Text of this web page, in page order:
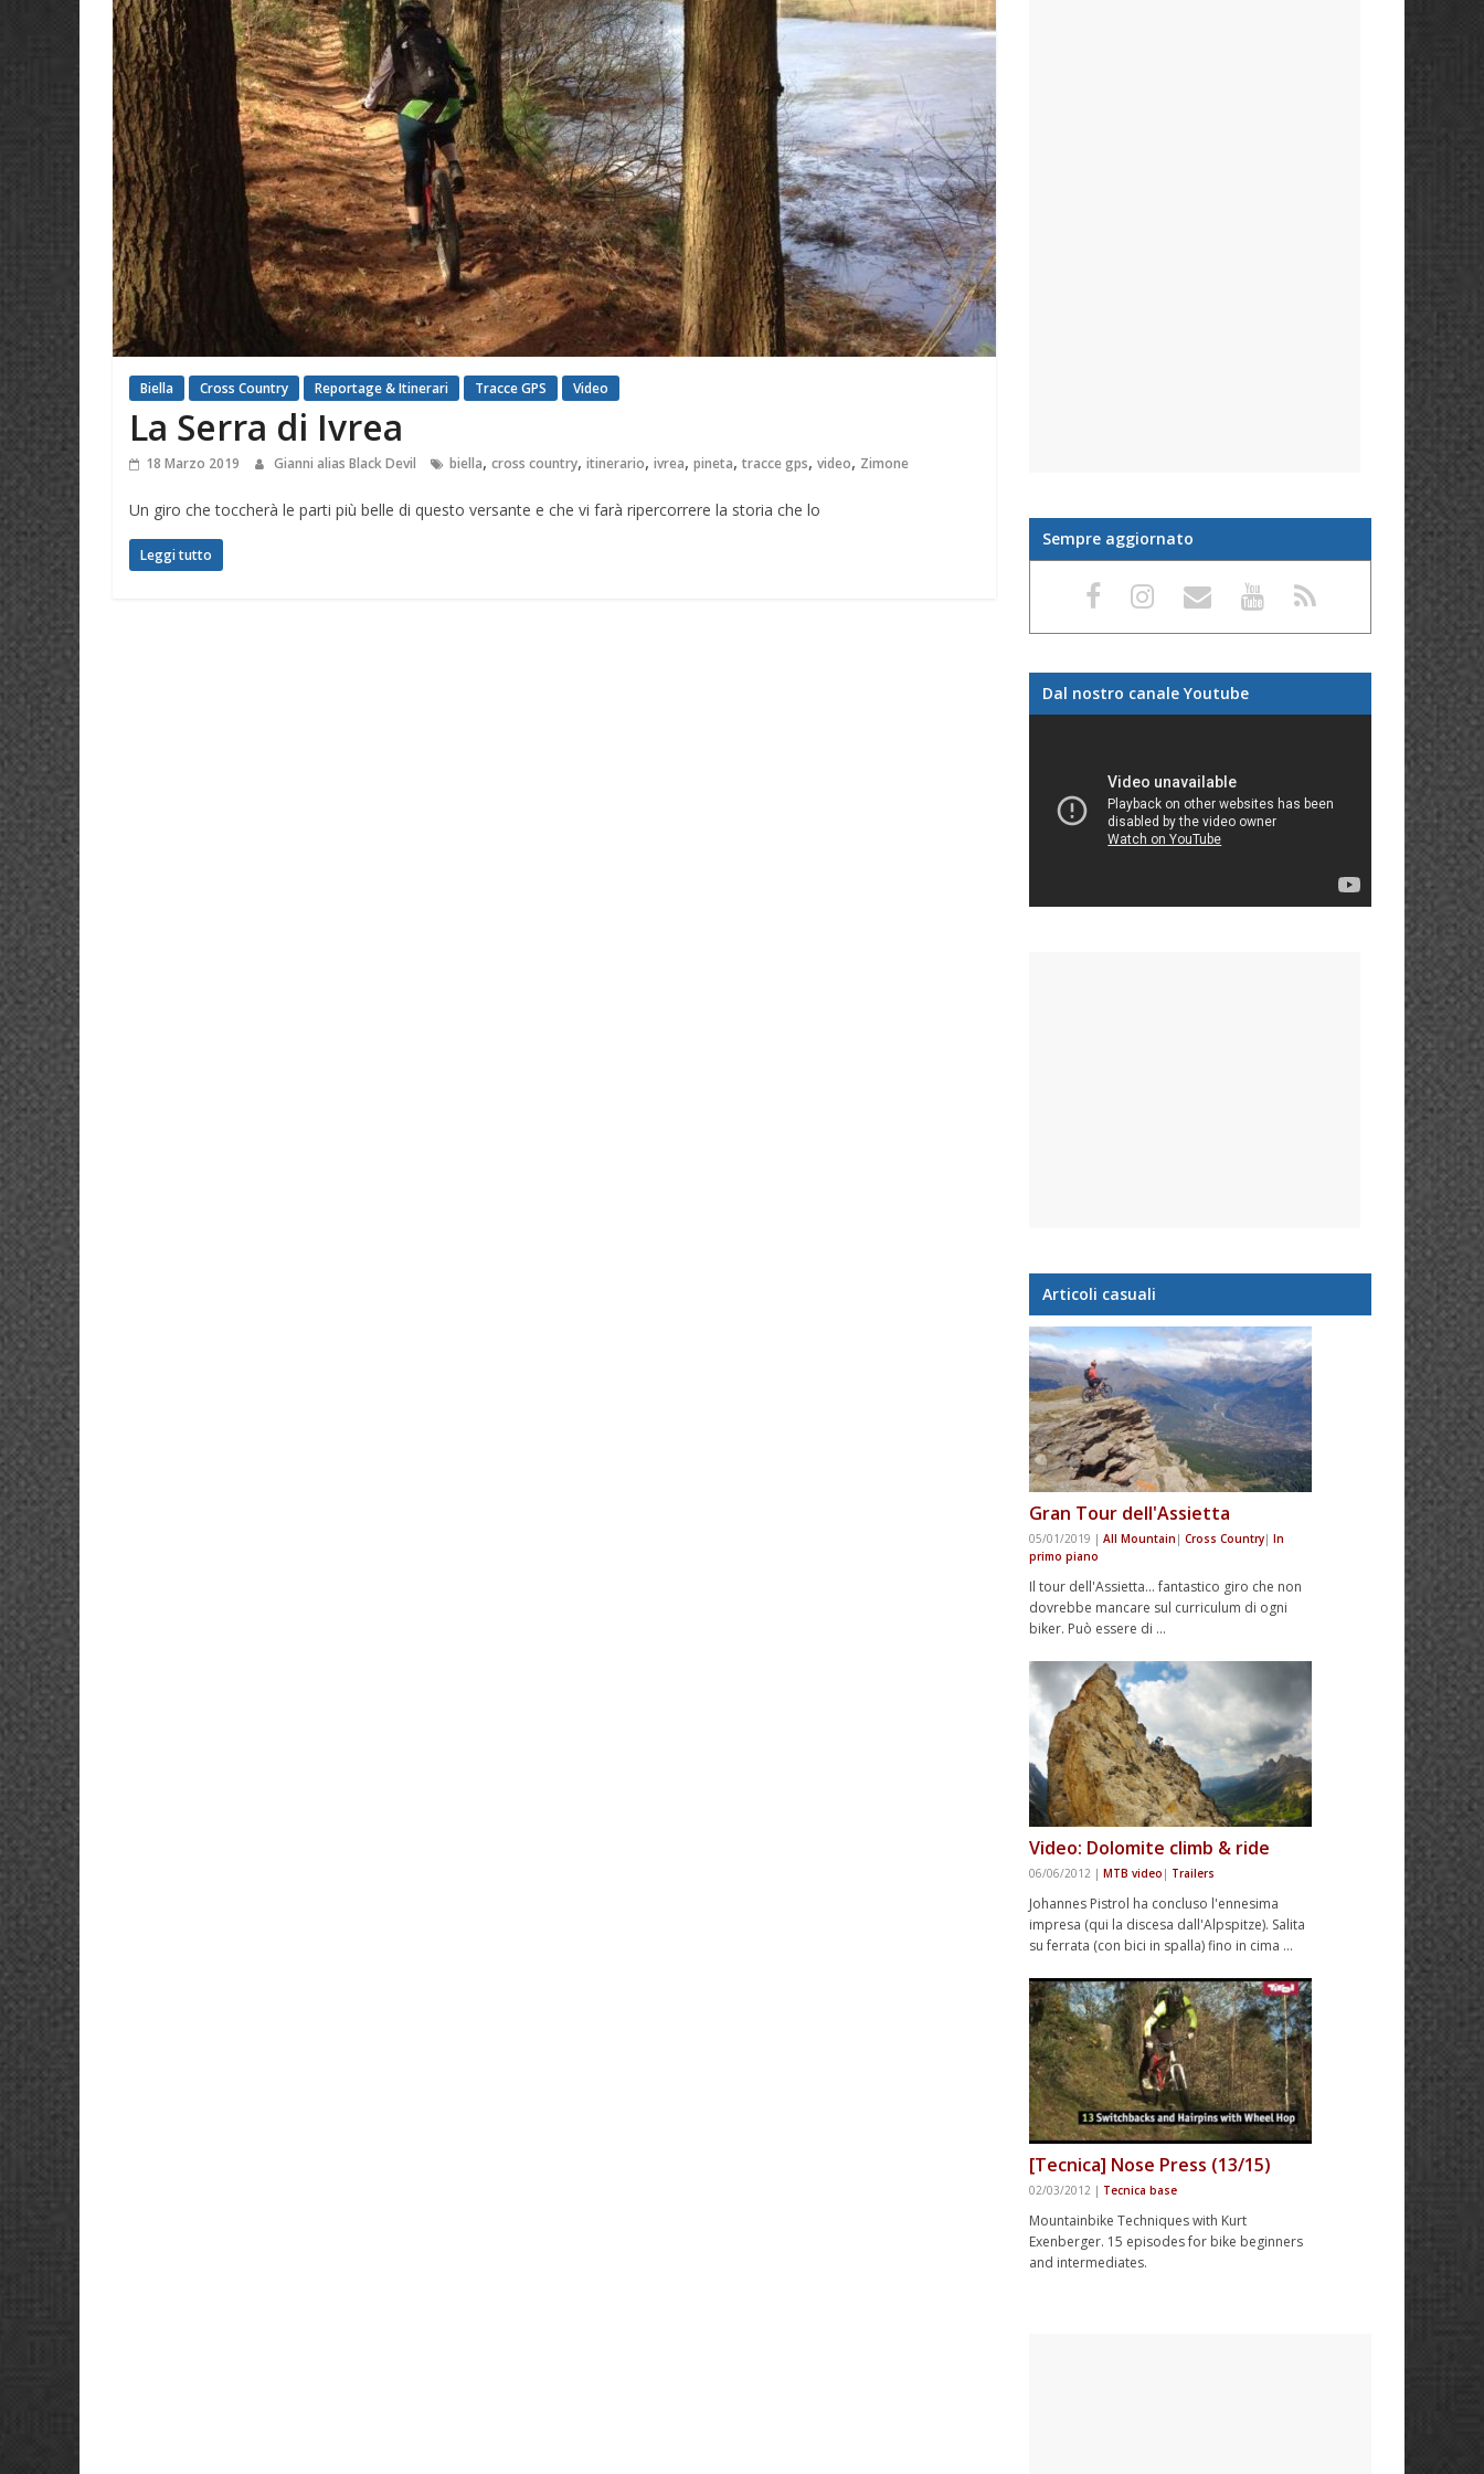
Biella Cross Country Reportage & Itinerari Tracce GPS Video
La Serra di Ivrea
18 Marzo 2019 Gianni alias Black Devil biella, cross country, itinerario, ivrea, pineta, tracce gps, video, Zimone
Un giro che toccherà le parti più belle di questo versante e che vi farà ripercorrere la storia che lo
Leggi tutto
Sempre aggiornato
Dal nostro canale Youtube
Articoli casuali
Gran Tour dell'Assietta
05/01/2019 | All Mountain | Cross Country| In
primo piano
Il tour dell'Assietta... fantastico giro che non
dovrebbe mancare sul curriculum di ogni
biker. Può essere di …
Video: Dolomite climb & ride
06/06/2012 | MTB video | Trailers
Johannes Pistrol ha concluso l'ennesima
impresa (qui la discesa dall'Alpspitze). Salita
su ferrata (con bici in spalla) fino in cima …
[Tecnica] Nose Press (13/15)
02/03/2012 | Tecnica base
Mountainbike Techniques with Kurt
Exenberger. 15 episodes for bike beginners
and intermediates.